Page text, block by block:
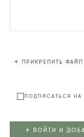
+ ПРИКРЕПИТЬ ФАЙЛ
ПОДПИСАТЬСЯ НА
+ ВОЙТИ И